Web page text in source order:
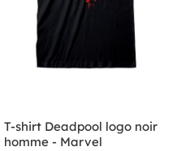
T-shirt Deadpool logo noir
homme - Marvel